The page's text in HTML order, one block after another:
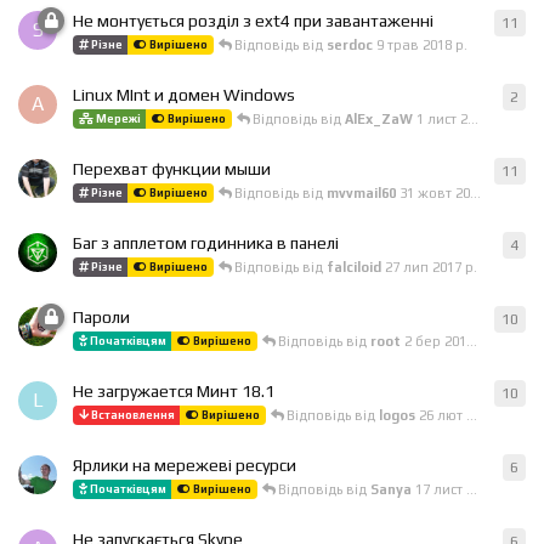
S Не монтується розділ з ext4 при завантаженні
Різне Вирішено Відповідь від serdoc 9 трав 2018 р.
11
A Linux MInt и домен Windows
Мережі Вирішено Відповідь від AlEx_ZaW 1 лист 2017 р.
2
Перехват функции мыши
Різне Вирішено Відповідь від mvvmail60 31 жовт 2017 р.
11
Баг з апплетом годинника в панелі
Різне Вирішено Відповідь від falciloid 27 лип 2017 р.
4
Пароли
Початківцям Вирішено Відповідь від root 2 бер 2017 р.
10
L Не загружается Минт 18.1
Встановлення Вирішено Відповідь від logos 26 лют 2017 р.
10
Ярлики на мережеві ресурси
Початківцям Вирішено Відповідь від Sanya 17 лист 2016 р.
6
Не запускається Skype